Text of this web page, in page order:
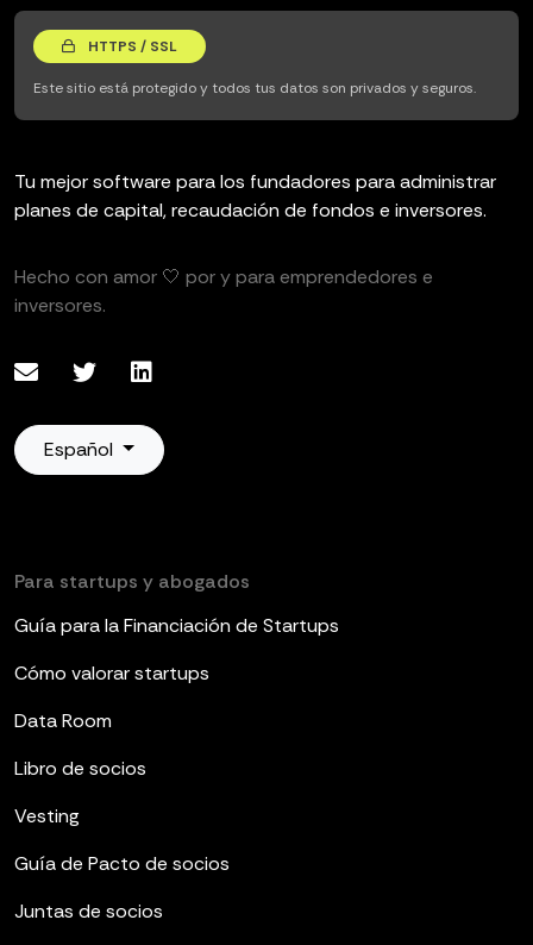
HTTPS / SSL
Este sitio está protegido y todos tus datos son privados y seguros.
Tu mejor software para los fundadores para administrar
planes de capital, recaudación de fondos e inversores.
Hecho con amor 🤍 por y para emprendedores e
inversores.
Español
Para startups y abogados
Guía para la Financiación de Startups
Cómo valorar startups
Data Room
Libro de socios
Vesting
Guía de Pacto de socios
Juntas de socios